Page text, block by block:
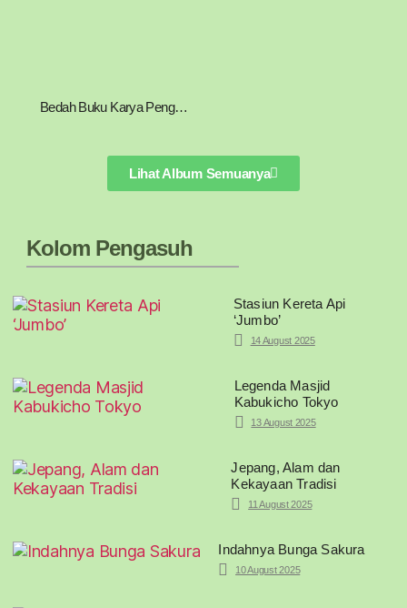
Bedah Buku Karya Pengasuh Pondok Pesantren Darul Hikam, Prof. Dr. Kiai M. Noor Harisudin, M.Fil.I.
Lihat Album Semuanya
Kolom Pengasuh
Stasiun Kereta Api
‘Jumbo’
14 August 2025
Legenda Masjid
Kabukicho Tokyo
13 August 2025
Jepang, Alam dan
Kekayaan Tradisi
11 August 2025
Indahnya Bunga Sakura
10 August 2025